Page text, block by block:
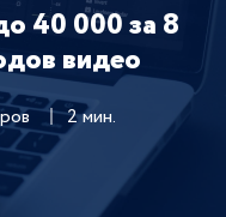
40 000 за 8
видео
2 мин.